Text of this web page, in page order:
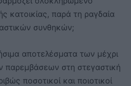
κατοικίας, παρά τη ραγδαία
συνθηκών;
αποτελέσματα των μέχρι
παρεμβάσεων στη στεγαστική
ποσοτικοί και ποιοτικοί